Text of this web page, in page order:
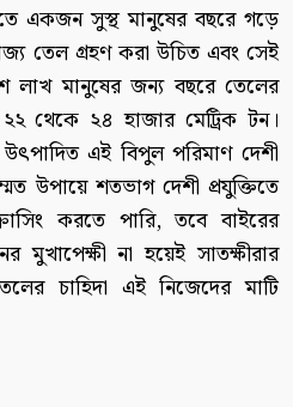
একজন সুস্থ মানুষের বছরে গড়ে
তেল গ্রহণ করা উচিত এবং সেই
লাখ মানুষের জন্য বছরে তেলের
২২ থেকে ২৪ হাজার মেট্রিক টন।
এই বিপুল পরিমাণ দেশী
উপায়ে শতভাগ দেশী প্রযুক্তিতে
করতে পারি, তবে বাইরের
না হয়েই সাতক্ষীরার
চাহিদা এই নিজেদের মাটি